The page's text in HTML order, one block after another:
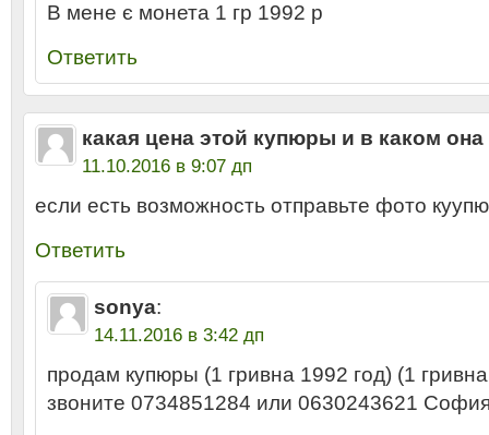
В мене є монета 1 гр 1992 р
Ответить
какая цена этой купюры и в каком
11.10.2016 в 9:07 дп
если есть возможность отправьте фото
Ответить
sonya:
14.11.2016 в 3:42 дп
продам купюры (1 гривна 1992 год) (1
звоните 0734851284 или 0630243621